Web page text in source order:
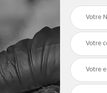
Ramonage 64